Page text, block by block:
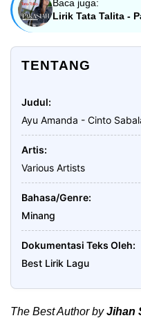
Baca juga:
Lirik Tata Talita -
TENTANG
Judul
Ayu Amanda - Cinto
Artis
Various Artists
Bahasa/Genre
Minang
Dokumentasi Teks Oleh
Best Lirik Lagu
The Best Author byJihan